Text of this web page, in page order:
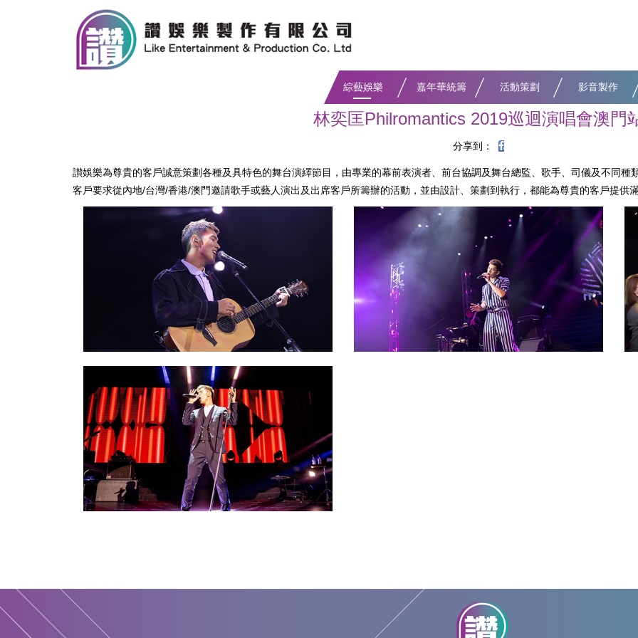
綜藝娛樂 嘉年華統籌 活動策劃 影音製作
林奕匡Philromantics 2019巡迴演唱會澳門
分享到：
讃娛樂為尊貴的客戶誠意策劃各種及具特色的舞台演繹節目，由專業的幕前表演者、前台協調及舞台總監、歌手、司儀及不同
客戶要求從內地/台灣/香港/澳門邀請歌手或藝人演出及出席客戶所籌辦的活動，並由設計、策劃到執行，都能為尊貴的客戶提供